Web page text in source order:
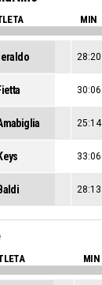
MIN
28:20
30:06
25:14
33:06
28:13
MIN